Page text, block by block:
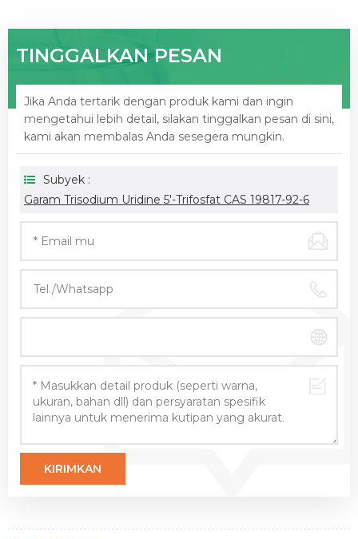
TINGGALKAN PESAN
Jika Anda tertarik dengan produk kami dan ingin
mengetahui lebih detail, silakan tinggalkan pesan di sini,
kami akan membalas Anda sesegera mungkin.
Subyek :
Garam Trisodium Uridine 5′-Trifosfat CAS 19817-92-6